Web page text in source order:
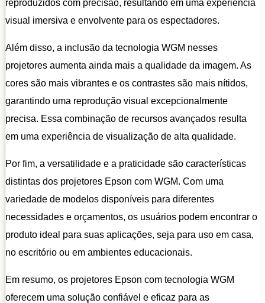
reproduzidos com precisão, resultando em uma experiência
visual imersiva e envolvente para os espectadores.
Além disso, a inclusão da tecnologia WGM nesses
projetores aumenta ainda mais a qualidade da imagem. As
cores são mais vibrantes e os contrastes são mais nítidos,
garantindo uma reprodução visual excepcionalmente
precisa. Essa combinação de recursos avançados resulta
em uma experiência de visualização de alta qualidade.
Por fim, a versatilidade e a praticidade são características
distintas dos projetores Epson com WGM. Com uma
variedade de modelos disponíveis para diferentes
necessidades e orçamentos, os usuários podem encontrar o
produto ideal para suas aplicações, seja para uso em casa,
no escritório ou em ambientes educacionais.
Em resumo, os projetores Epson com tecnologia WGM
oferecem uma solução confiável e eficaz para as